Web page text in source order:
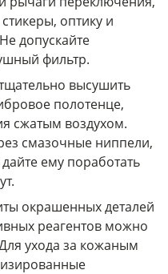
оптику и
допускайте
фильтр.
высушить
полотенце,
сжатым воздухом.
смазочные ниппели,
ему поработать
окрашенных деталей
реагентов можно
ухода за кожаным